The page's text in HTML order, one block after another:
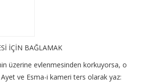
İÇİN BAĞLAMAK
üzerine evlenmesinden korkuyorsa, o
ve Esma-i kameri ters olarak yaz: